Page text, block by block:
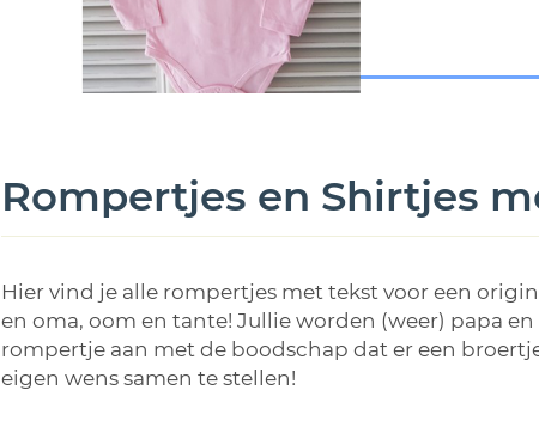
Rompertjes en Shirtjes
Hier vind je alle rompertjes met tekst voor een
en oma, oom en tante! Jullie worden (weer) papa
rompertje aan met de boodschap dat er een
eigen wens samen te stellen!